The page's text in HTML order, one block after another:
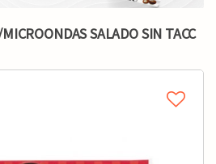
SALADO SIN TACC